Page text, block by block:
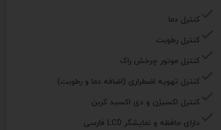
کنترل دما
کنترل رطوبت
کنترل موتور چرخش راک
کنترل تهویه اضطراری (اضافه دما و رطوبت)
کنترل اکسیژن و دی اکسید کربن
دارای حافظه و نمایشگر LCD فارسی